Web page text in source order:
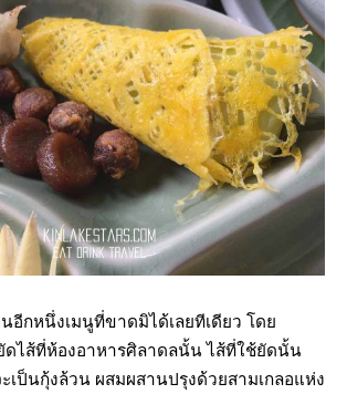
อีกหนึ่งเมนูที่ขาดมิได้เลยทีเดียว โดย
ดไส้ที่ห้องอาหารศิลาดลนั้น ไส้ที่ใช้ยัดนั้น
เป็นกุ้งล้วน ผสมผสานปรุงด้วยสามเกลอแห่ง